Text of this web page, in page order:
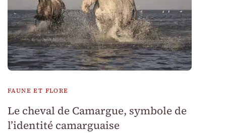
FAUNE ET FLORE
Le cheval de Camargue, symbole de
l’identité camarguaise